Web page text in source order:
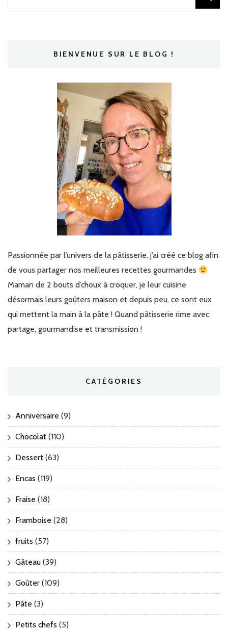
BIENVENUE SUR LE BLOG !
Passionnée par l’univers de la pâtisserie, j’ai créé ce blog afin
de vous partager nos meilleures recettes gourmandes
Maman de 2 bouts d’choux à croquer, je leur cuisine
désormais leurs goûters maison et depuis peu, ce sont eux
qui mettent la main à la pâte ! Quand pâtisserie rime avec
partage, gourmandise et transmission !
CATÉGORIES
Anniversaire (9)
Chocolat (110)
Dessert (63)
Encas (119)
Fraise (18)
Framboise (28)
fruits (57)
Gâteau (39)
Goûter (109)
Pâte (3)
Petits chefs (5)